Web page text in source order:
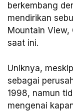
berkembang
mendirikan
Mountain
saat ini.
Uniknya,
sebagai
1998, namun
mengenai